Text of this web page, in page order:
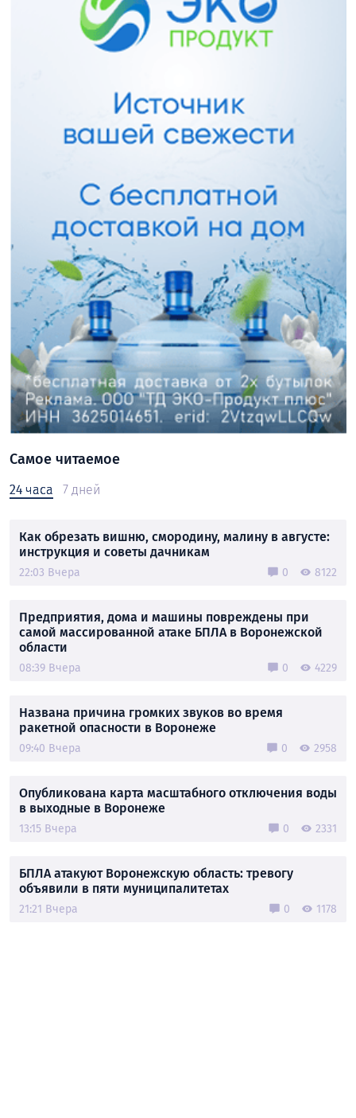
Самое читаемое
24 часа 7 дней
Как обрезать вишню, смородину, малину в августе:
инструкция и советы дачникам
22:03 Вчера 0 8122
Предприятия, дома и машины повреждены при
самой массированной атаке БПЛА в Воронежской
области
08:39 Вчера 0 4229
Названа причина громких звуков во время
ракетной опасности в Воронеже
09:40 Вчера 0 2958
Опубликована карта масштабного отключения воды
в выходные в Воронеже
13:15 Вчера 0 2331
БПЛА атакуют Воронежскую область: тревогу
объявили в пяти муниципалитетах
21:21 Вчера 0 1178